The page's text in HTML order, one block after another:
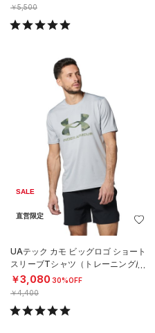
￥5,500
SALE
直営限定
UAテック カモ ビッグロゴ ショート
スリーブTシャツ（トレーニング/M
EN）
￥3,080 30%OFF
￥4,400